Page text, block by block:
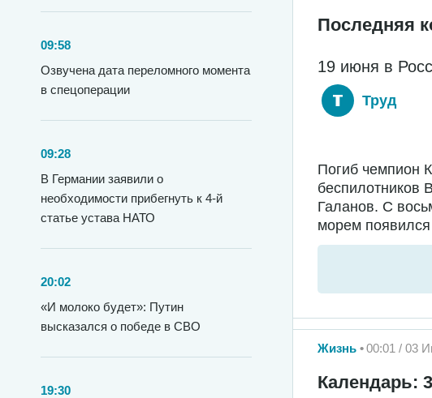
09:58
Озвучена дата переломного момента
в спецоперации
09:28
В Германии заявили о
необходимости прибегнуть к 4-й
статье устава НАТО
20:02
«И молоко будет»: Путин
высказался о победе в СВО
19:30
Последняя
19 июня в
Труд
Погиб чемпион
беспилотников
Галанов. С
морем
Жизнь 00:01 / 03
Календарь: